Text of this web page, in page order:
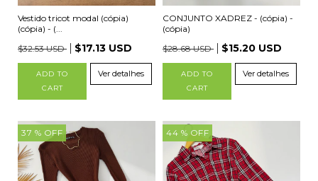
Vestido tricot modal (cópia)
(cópia) - (...
$32.53 USD
$17.13 USD
ADD TO
CART
Ver detalhes
CONJUNTO XADREZ - (cópia) -
(cópia)
$28.68 USD
$15.20 USD
ADD TO
CART
Ver detalhes
37 % OFF 44 % OFF